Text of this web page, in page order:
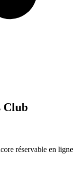
Club
réservable en ligne